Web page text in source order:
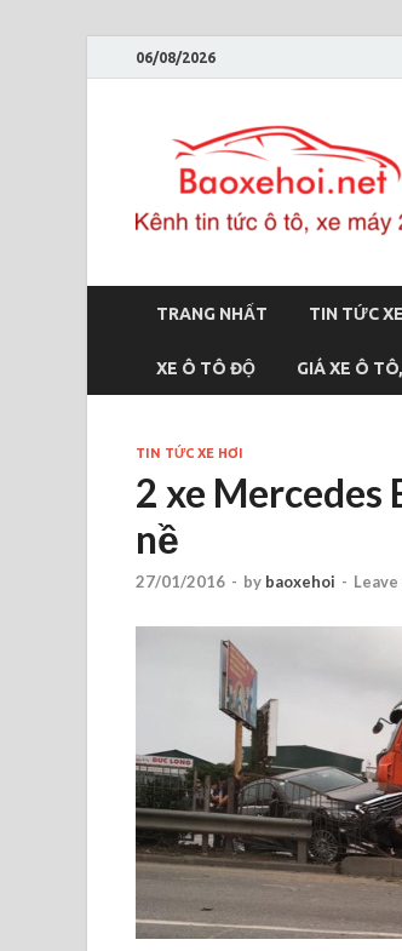
06/08/2026
TRANG NHẤT TIN TỨC
XE Ô TÔ ĐỘ GIÁ XE Ô
TIN TỨC XE HƠI
2 xe
nề
27/01/2016 - by baoxehoi -